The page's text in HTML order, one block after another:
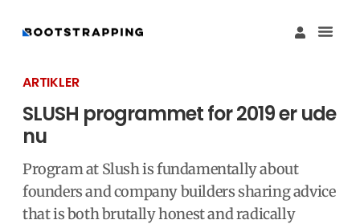
ARTIKLER
SLUSH programmet for 2019 er ude
nu
Program at Slush is fundamentally about
founders and company builders sharing advice
that is both brutally honest and radically